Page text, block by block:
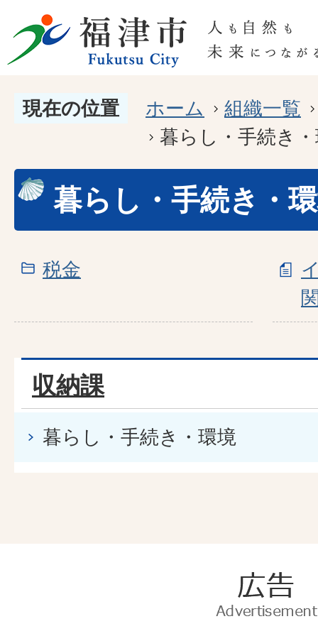
現在の位置 ホーム
組織一覧
暮らし・手続き
暮らし・手続き・
税金
収納課
暮らし・手続き・環境
告